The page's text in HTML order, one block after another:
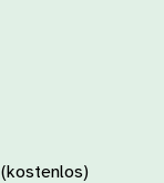
(kostenlos)